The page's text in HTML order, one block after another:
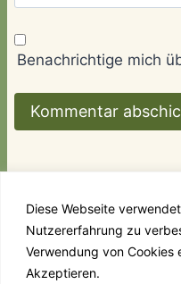
Diese Webseite
Nutzererfahrung zu
Verwendung von
Akzeptieren.
Benachrichtige mich
Links Kontakt